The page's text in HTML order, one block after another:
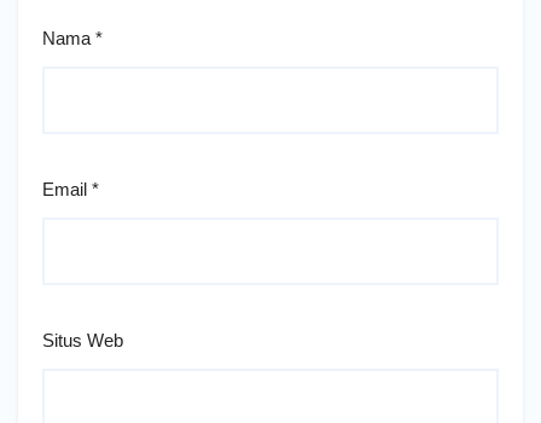
Nama *
Email *
Situs Web